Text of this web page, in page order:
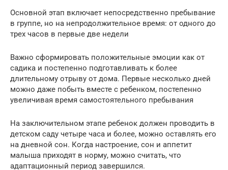
Основной этап включает непосредственно пребывание
в группе, но на непродолжительное время: от одного до
трех часов в первые две недели
Важно сформировать положительные эмоции как от
садика и постепенно подготавливать к более
длительному отрыву от дома. Первые несколько дней
можно даже побыть вместе с ребенком, постепенно
увеличивая время самостоятельного пребывания
На заключительном этапе ребенок должен проводить в
детском саду четыре часа и более, можно оставлять его
на дневной сон. Когда настроение, сон и аппетит
малыша приходят в норму, можно считать, что
адаптационный период завершился.